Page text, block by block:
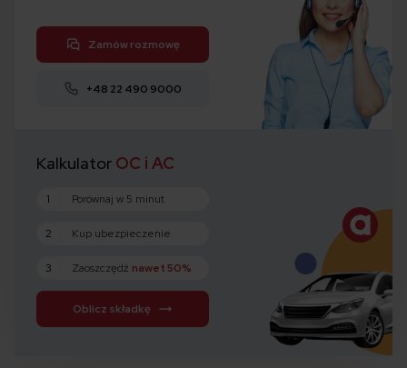
Zamów rozmowę
+48 22 490 9000
Kalkulator OC i AC
1 Porównaj w 5 minut
2 Kup ubezpieczenie
3 Zaoszczędź nawet 50%
Oblicz składkę